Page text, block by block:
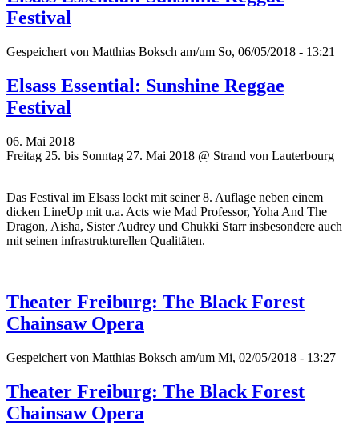
Festival
Gespeichert von Matthias Boksch am/um So, 06/05/2018 - 13:21
Elsass Essential: Sunshine Reggae
Festival
06. Mai 2018
Freitag 25. bis Sonntag 27. Mai 2018 @ Strand von Lauterbourg
Das Festival im Elsass lockt mit seiner 8. Auflage neben einem
dicken LineUp mit u.a. Acts wie Mad Professor, Yoha And The
Dragon, Aisha, Sister Audrey und Chukki Starr insbesondere auch
mit seinen infrastrukturellen Qualitäten.
Theater Freiburg: The Black Forest
Chainsaw Opera
Gespeichert von Matthias Boksch am/um Mi, 02/05/2018 - 13:27
Theater Freiburg: The Black Forest
Chainsaw Opera